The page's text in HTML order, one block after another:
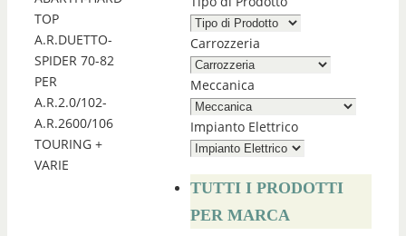
TOP
A.R.DUETTO-
SPIDER 70-82
PER
A.R.2.0/102-
A.R.2600/106
TOURING +
VARIE
Carrozzeria
Meccanica
Impianto Elettrico
TUTTI I PRODOTTI
PER MARCA